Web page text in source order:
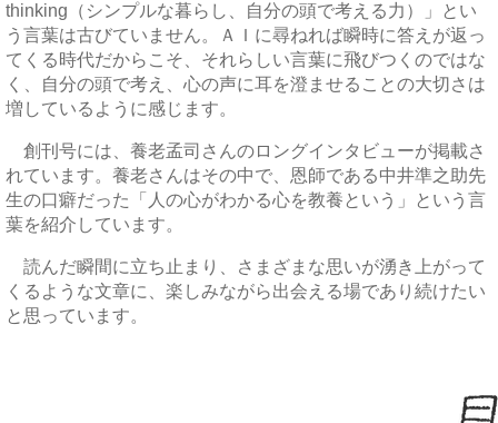
thinking（シンプルな暮らし、自分の頭で考える力）」とい
う言葉は古びていません。ＡＩに尋ねれば瞬時に答えが返っ
てくる時代だからこそ、それらしい言葉に飛びつくのではな
く、自分の頭で考え、心の声に耳を澄ませることの大切さは
増しているように感じます。
創刊号には、養老孟司さんのロングインタビューが掲載さ
れています。養老さんはその中で、恩師である中井準之助先
生の口癖だった「人の心がわかる心を教養という」という言
葉を紹介しています。
読んだ瞬間に立ち止まり、さまざまな思いが湧き上がって
くるような文章に、楽しみながら出会える場であり続けたい
と思っています。